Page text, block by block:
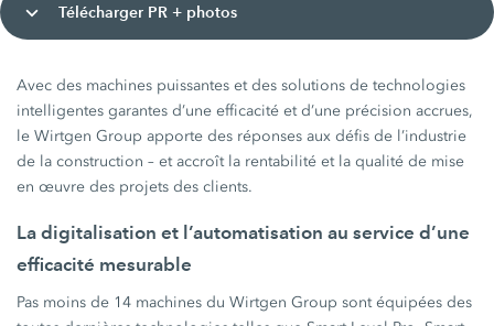
Télécharger PR + photos
Avec des machines puissantes et des solutions de technologies
intelligentes garantes d’une efficacité et d’une précision accrues,
le Wirtgen Group apporte des réponses aux défis de l’industrie
de la construction – et accroît la rentabilité et la qualité de mise
en œuvre des projets des clients.
La digitalisation et l’automatisation au service d’une
efficacité mesurable
Pas moins de 14 machines du Wirtgen Group sont équipées des